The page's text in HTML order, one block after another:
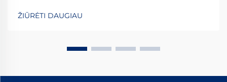
kad būtų užtikrinta geležinkelių sistemų sauga ir
ilgaamžiškumas visame pasaulyje. Šių esminių detalių
ŽIŪRĖTI DAUGIAU